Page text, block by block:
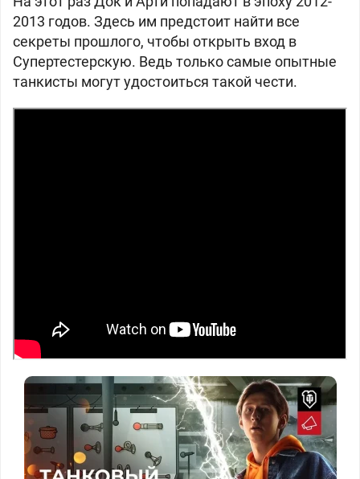
2013 годов. Здесь им предстоит найти все
секреты прошлого, чтобы открыть вход в
Супертестерскую. Ведь только самые опытные
танкисты могут удостоиться такой чести.